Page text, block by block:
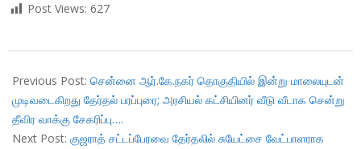
Post Views: 627
12-
19
Previous Post: சென்னை ஆர்.கே.நகர் தொகுதியில் இன்று மாலையுடன்
முடிவடைகிறது தேர்தல் பரப்புரை; அரசியல் கட்சியினர் வீடு வீடாக சென்று
தீவிர வாக்கு சேகரிப்பு….
Next Post: குஜராத் சட்டப்பேரவை தேர்தலில் சுயேட்சை வேட்பாளராக